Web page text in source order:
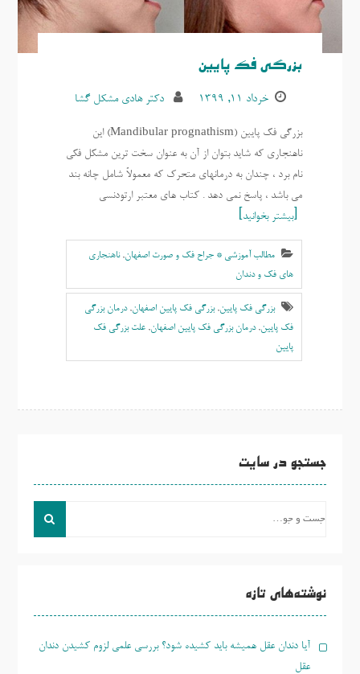
بزرگی فک پایین
خرداد ۱۱, ۱۳۹۹ دکتر هادی مشکل گشا
بزرگی فک پایین (Mandibular prognathism) این
ناهنجاری که شاید بتوان از آن به عنوان سخت ترین مشکل فکی
نام برد ، چندان به درمانهای متحرک که معمولاً شامل چانه بند
می باشد ، پاسخ نمی دهد . کتاب های معتبر ارتودنسی
بیشتر بخوانید
مطالب آموزشی * جراح فک و صورت اصفهان,ناهنجاری
های فک و دندان
بزرگی فک پایین,بزرگی فک پایین اصفهان,درمان بزرگی
فک پایین,درمان بزرگی فک پایین اصفهان, علت بزرگی فک
پایین
جستجو در سایت
نوشته‌های تازه
آیا دندان عقل همیشه باید کشیده شود؟ بررسی علمی لزوم کشیدن دندان
عقل